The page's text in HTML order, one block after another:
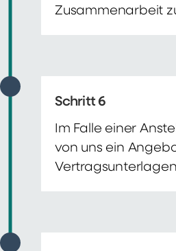
Zusammenarbeit
Schritt 6
Im Falle einer
von uns ein